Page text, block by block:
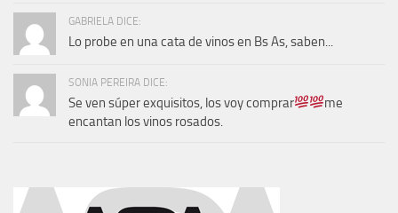
GABRIELA DICE:
Lo probe en una cata de vinos en Bs As, saben...
SONIA PEREIRA DICE:
Se ven súper exquisitos, los voy comprar
me
encantan los vinos rosados.